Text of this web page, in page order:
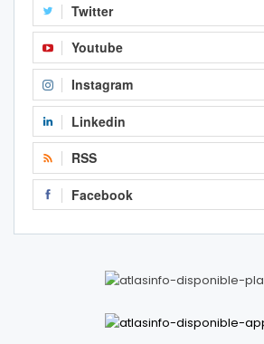
Twitter
Youtube
Instagram
Linkedin
RSS
Facebook